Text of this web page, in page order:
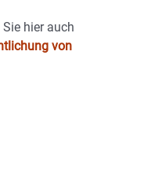
Sie hier auch
von